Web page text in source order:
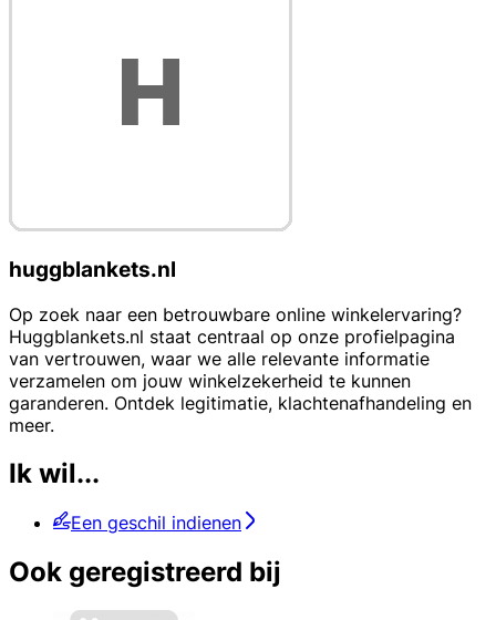
huggblankets.nl
Op zoek naar een betrouwbare online winkelervaring?
Huggblankets.nl staat centraal op onze profielpagina
van vertrouwen, waar we alle relevante informatie
verzamelen om jouw winkelzekerheid te kunnen
garanderen. Ontdek legitimatie, klachtenafhandeling en
meer.
Ik wil...
Een geschil indienen
Ook geregistreerd bij